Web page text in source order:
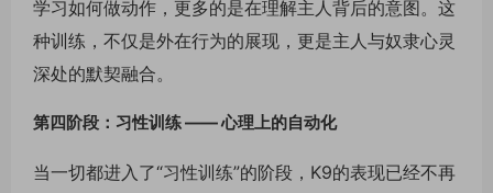
学习如何做动作，更多的是在理解主人背后的意图。这
种训练，不仅是外在行为的展现，更是主人与奴隶心灵
深处的默契融合。
第四阶段：习性训练 —— 心理上的自动化
当一切都进入了“习性训练”的阶段，K9的表现已经不再